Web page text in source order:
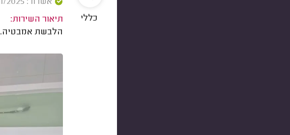
תיאור השירות:
הלבשת אמבטיה.
כללי